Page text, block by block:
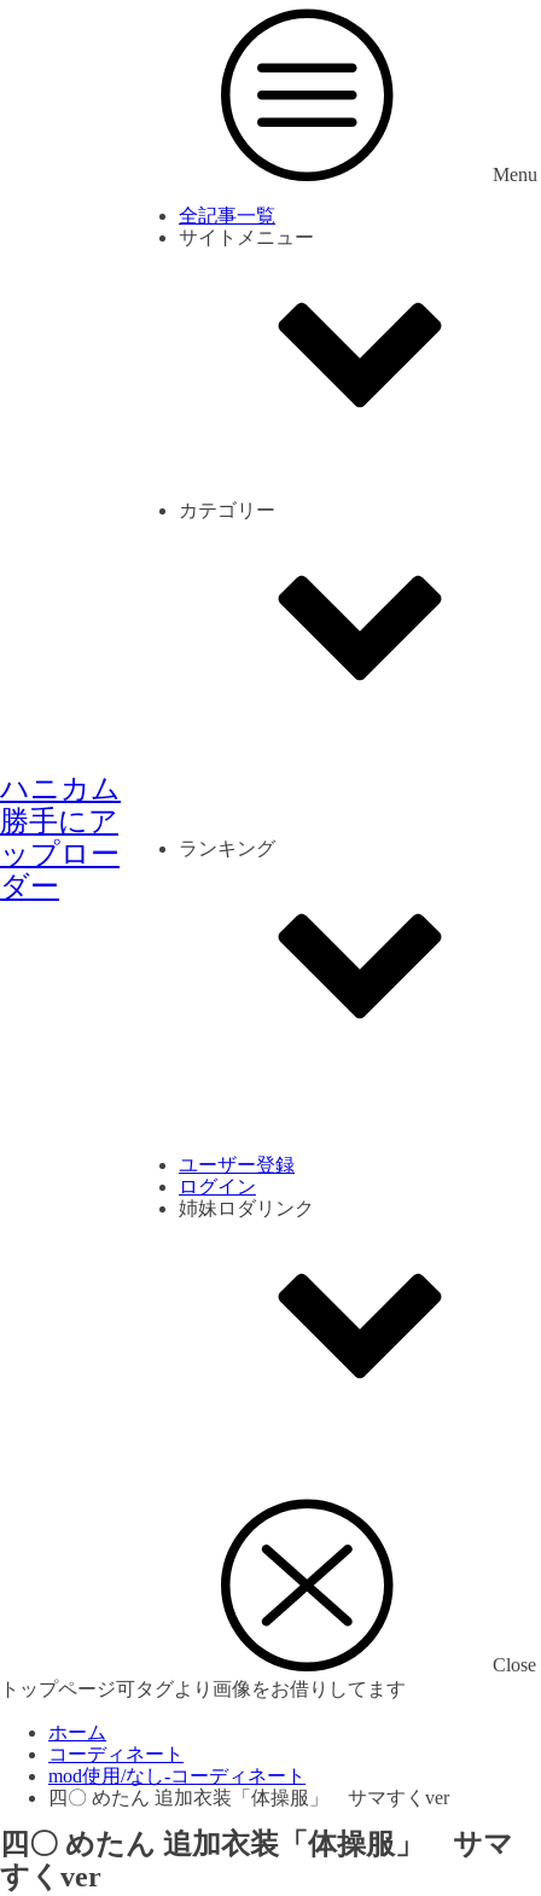
ハニカム
勝手にア
ップロー
ダー
Menu
全記事一覧
サイトメニュー
カテゴリー
ランキング
ユーザー登録
ログイン
姉妹ロダリンク
Close
トップページ可タグより画像をお借りしてます
ホーム
コーディネート
mod使用/なし-コーディネート
四〇 めたん 追加衣装「体操服」 サマすくver
四〇 めたん 追加衣装「体操服」 サマ
すくver